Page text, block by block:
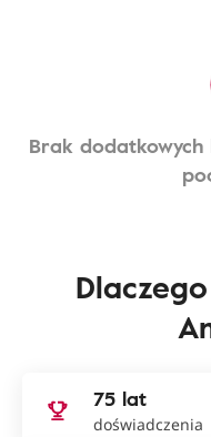
Brak
75 lat
doświadczenia